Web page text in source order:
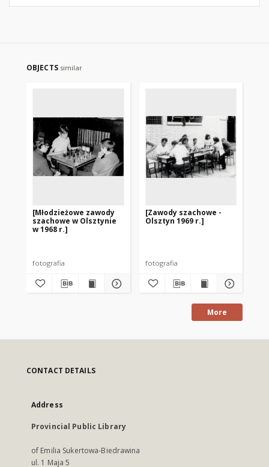
OBJECTS similar
[Młodzieżowe zawody
szachowe w Olsztynie
w 1968 r.]
fotografia
[Zawody szachowe -
Olsztyn 1969 r.]
fotografia
More
CONTACT DETAILS
Address
Provincial Public Library
of Emilia Sukertowa-Biedrawina
ul. 1 Maja 5